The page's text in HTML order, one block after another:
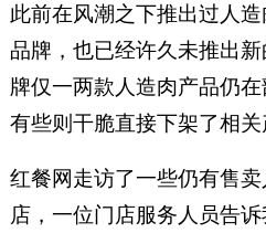
此前在风潮之下推出过人
品牌，也已经许久未推出
牌仅一两款人造肉产品仍在
有些则干脆直接下架了相关
红餐网走访了一些仍有售
店，一位门店服务人员告